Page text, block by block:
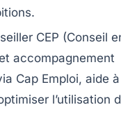
CEP (Conseil
accompagnement
Cap Emploi, aide à
l’utilisation